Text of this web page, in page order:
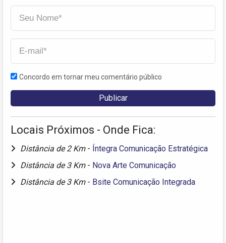
Concordo em tornar meu comentário público
Locais Próximos - Onde Fica:
Distância de 2 Km - Íntegra Comunicação Estratégica
Distância de 3 Km - Nova Arte Comunicação
Distância de 3 Km - Bsite Comunicação Integrada